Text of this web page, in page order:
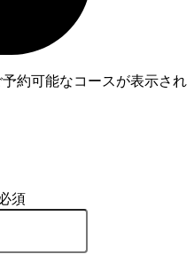
約可能なコースが表示され
須